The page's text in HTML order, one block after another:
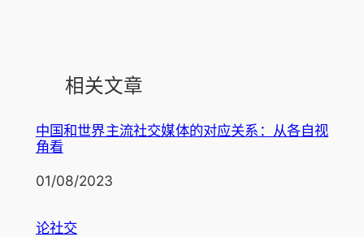
相关文章
中国和世界主流社交媒体的对应关系：从各自视
角看
日期
01/08/2023
论社交